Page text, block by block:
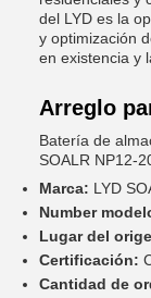
del LYD es la
y optimización
en existencia y
Arreglo
Batería de
SOALR NP12-
Marca: LYD
Number
Lugar del
Certificación:
Cantidad de